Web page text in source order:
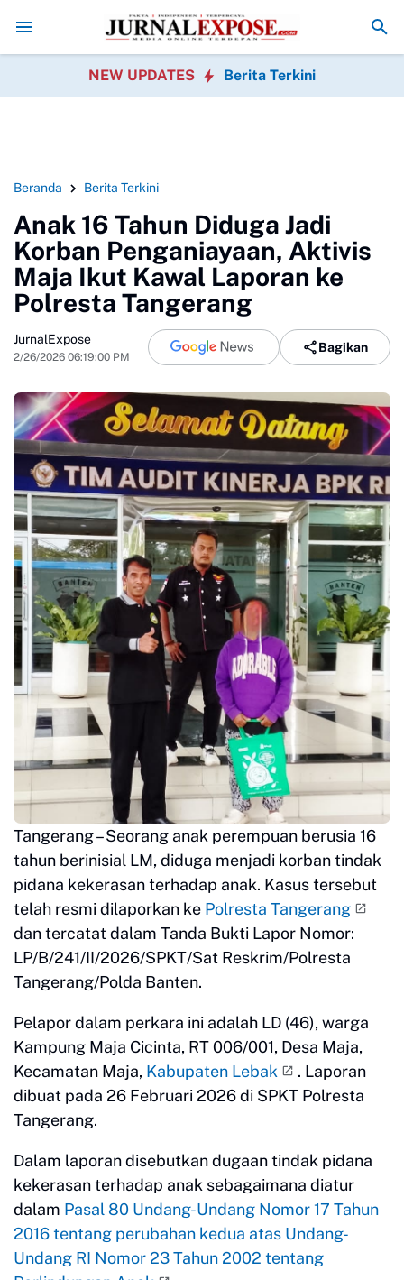
Sobang Gotong Royong Sambut HUT Ke-81 Republik Indonesia
NEW UPDATES Berita Terkini
Beranda Berita Terkini
Anak 16 Tahun Diduga Jadi
Korban Penganiayaan, Aktivis
Maja Ikut Kawal Laporan ke
Polresta Tangerang
JurnalExpose
2/26/2026 06:19:00 PM
Bagikan
Tangerang – Seorang anak perempuan berusia 16
tahun berinisial LM, diduga menjadi korban tindak
pidana kekerasan terhadap anak. Kasus tersebut
telah resmi dilaporkan ke Polresta Tangerang
dan tercatat dalam Tanda Bukti Lapor Nomor:
LP/B/241/II/2026/SPKT/Sat Reskrim/Polresta
Tangerang/Polda Banten.
Pelapor dalam perkara ini adalah LD (46), warga
Kampung Maja Cicinta, RT 006/001, Desa Maja,
Kecamatan Maja, Kabupaten Lebak
. Laporan
dibuat pada 26 Februari 2026 di SPKT Polresta
Tangerang.
Dalam laporan disebutkan dugaan tindak pidana
kekerasan terhadap anak sebagaimana diatur
dalam Pasal 80 Undang-Undang Nomor 17 Tahun
2016 tentang perubahan kedua atas Undang-
Undang RI Nomor 23 Tahun 2002 tentang